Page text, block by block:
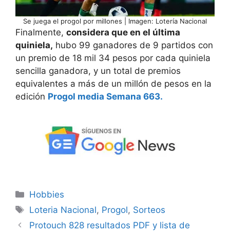
Se juega el progol por millones | Imagen: Lotería Nacional
Finalmente, considera que en el última
quiniela, hubo 99 ganadores de 9 partidos con
un premio de 18 mil 34 pesos por cada quiniela
sencilla ganadora, y un total de premios
equivalentes a más de un millón de pesos en la
edición Progol media Semana 663.
Categorías
Hobbies
Etiquetas
Loteria Nacional, Progol, Sorteos
Protouch 828 resultados PDF y lista de